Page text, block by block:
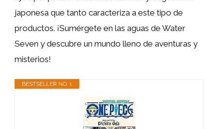
japonesa que tanto caracteriza a este tipo de
productos. ¡Sumérgete en las aguas de Water
Seven y descubre un mundo lleno de aventuras y
misterios!
BESTSELLER NO. 1